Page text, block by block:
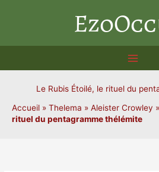
Le Rubis Étoilé, le rituel du
Accueil » Thelema » Aleister Crowley »
rituel du pentagramme thélémite